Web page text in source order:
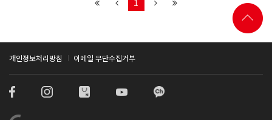
개인정보처리방침 이메일 무단수집거부